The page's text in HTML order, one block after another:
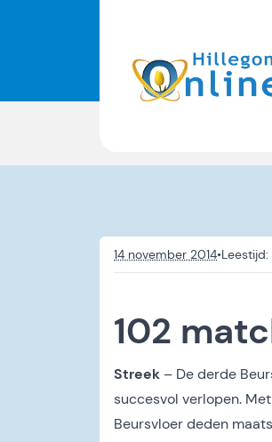
14 november 2014•
102
Streek – De derde
succesvol verlopen.
Beursvloer deden